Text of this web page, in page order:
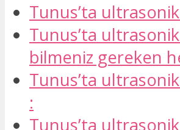
Tunus’ta
Tunus’ta
bilmeniz gereken
Tunus’ta
:
Tunus’ta